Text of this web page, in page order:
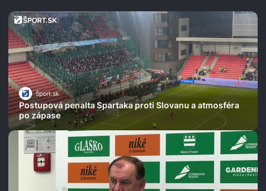
Šport.sk
Postupová penalta Spartaka proti Slovanu a atmosféra
po zápase